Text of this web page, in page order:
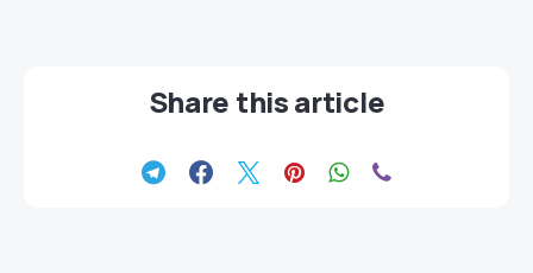
Share this article